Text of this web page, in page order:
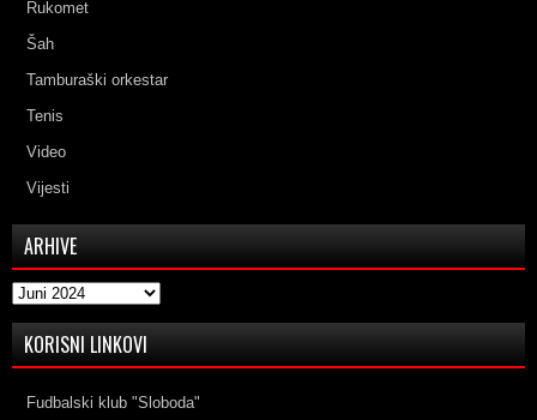
Rukomet
Šah
Tamburaški orkestar
Tenis
Video
Vijesti
ARHIVE
Arhive
KORISNI LINKOVI
Fudbalski klub "Sloboda"